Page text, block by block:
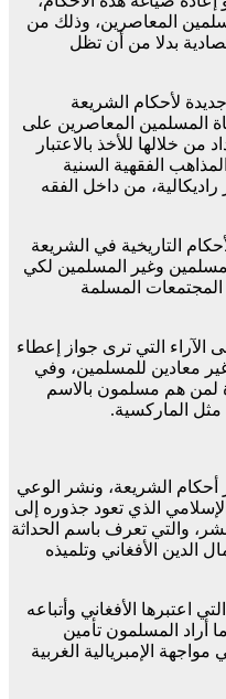
المعاصرين، وذلك من
بدلا من أن تظل
لأحكام الشريعة
المسلمين المعاصرين على
خلالها للأخذ بالاعتبار
الفقهية السنية
راديكالية، من داخل الفقه
التاريخية في الشريعة
وغير المسلمين لكي
المسلمة
التي ترى جواز إعطاء
معادين للمسلمين، وفي
لمن هم مسلمون بالاسم
مثل الماركسية.
الشريعة، ونشر الوعي
الذي تعود جذوره إلى
والتي تعرف باسم الحداثة
الدين الأفغاني وتلميذه
اعتبرها الأفغاني وأتباعه
أراد المسلمون تأمين
الإمبريالية الغربية